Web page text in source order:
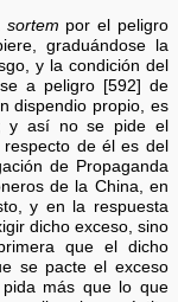
sortem por el peligro
graduándose la
y la condición del
a peligro [592] de
dispendio propio, es
y así no se pide el
de él es del
de Propaganda
de la China, en
y en la respuesta
dicho exceso, sino
que el dicho
se pacte el exceso
más que lo que